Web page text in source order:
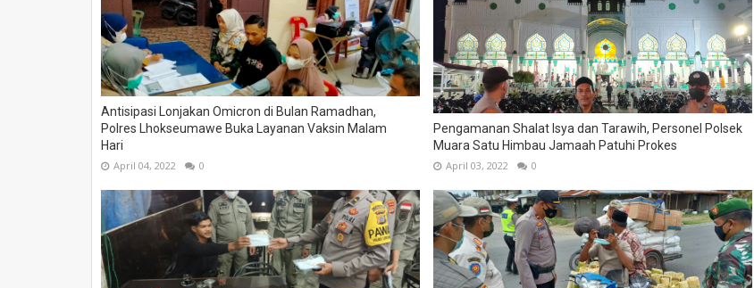
Antisipasi Lonjakan Omicron di Bulan Ramadhan,
Polres Lhokseumawe Buka Layanan Vaksin Malam
Hari
April 04, 2022 0
Pengamanan Shalat Isya dan Tarawih, Personel Polsek
Muara Satu Himbau Jamaah Patuhi Prokes
April 03, 2022 0